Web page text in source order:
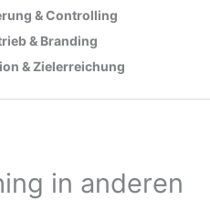
& Controlling
& Branding
& Zielerreichung
in anderen